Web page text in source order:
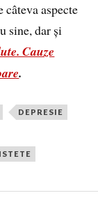
câteva aspecte
sine, dar și
Cauze
.
DEPRESIE